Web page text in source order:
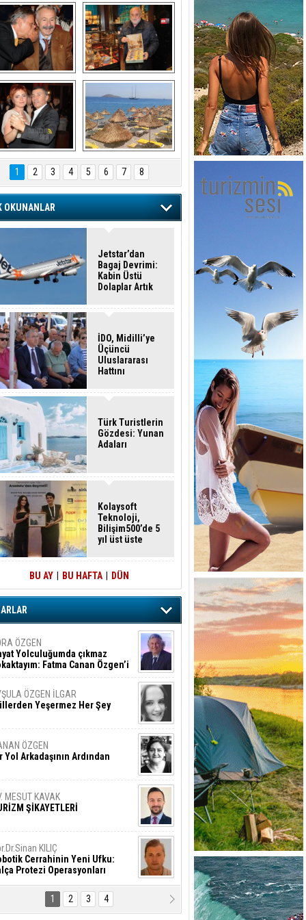
ULUSOY ve
BAĞLIKAYA
Avni Ongurlar ile
DEDEMAN
TATİL
1
2 3 4 5 6 7 8
OKUNANLAR
Jetstar’dan
Bagaj Devrimi:
Kabin Üstü
Dolaplar Artık
İDO, Midilli’ye
Üçüncü
Uluslararası
Hattını
Türk Turistlerin
Gözdesi: Yunan
Adaları
Kolaysoft
Teknoloji,
Bilişim500’de 5
yıl üst üste
BU AY BU HAFTA DÜN
ÖZGEN
Yolculuğumda çıkmaz
Fatma Canan Özgen’i
ÖZGEN İLGAR
Yeşermez Her Şey
ÖZGEN
Yol Arkadaşının Ardından
MESUT KAVAK
ŞİKAYETLERİ
KILIÇ
Cerrahinin Yeni Ufku:
Protezi Operasyonları
BAŞAN
Şaşırmayacağız
1 2 3 4